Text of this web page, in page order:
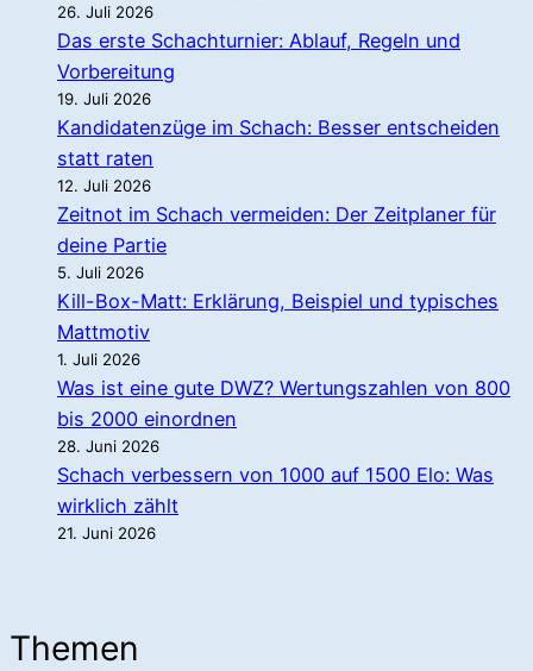
26. Juli 2026
Das erste Schachturnier: Ablauf, Regeln und
Vorbereitung
19. Juli 2026
Kandidatenzüge im Schach: Besser entscheiden
statt raten
12. Juli 2026
Zeitnot im Schach vermeiden: Der Zeitplaner für
deine Partie
5. Juli 2026
Kill-Box-Matt: Erklärung, Beispiel und typisches
Mattmotiv
1. Juli 2026
Was ist eine gute DWZ? Wertungszahlen von 800
bis 2000 einordnen
28. Juni 2026
Schach verbessern von 1000 auf 1500 Elo: Was
wirklich zählt
21. Juni 2026
Themen